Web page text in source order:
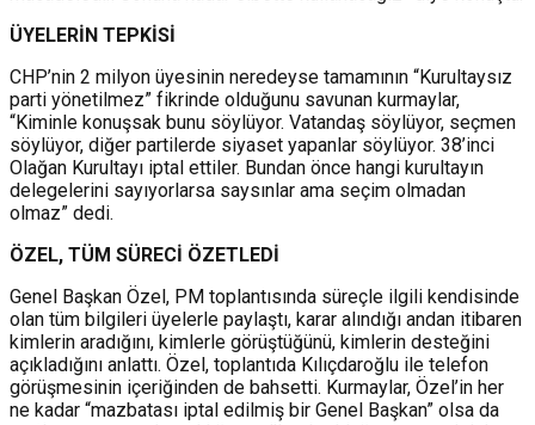
ÜYELERİN TEPKİSİ
CHP’nin 2 milyon üyesinin neredeyse tamamının “Kurultaysız
parti yönetilmez” fikrinde olduğunu savunan kurmaylar,
“Kiminle konuşsak bunu söylüyor. Vatandaş söylüyor, seçmen
söylüyor, diğer partilerde siyaset yapanlar söylüyor. 38’inci
Olağan Kurultayı iptal ettiler. Bundan önce hangi kurultayın
delegelerini sayıyorlarsa saysınlar ama seçim olmadan
olmaz” dedi.
ÖZEL, TÜM SÜRECİ ÖZETLEDİ
Genel Başkan Özel, PM toplantısında süreçle ilgili kendisinde
olan tüm bilgileri üyelerle paylaştı, karar alındığı andan itibaren
kimlerin aradığını, kimlerle görüştüğünü, kimlerin desteğini
açıkladığını anlattı. Özel, toplantıda Kılıçdaroğlu ile telefon
görüşmesinin içeriğinden de bahsetti. Kurmaylar, Özel’in her
ne kadar “mazbatası iptal edilmiş bir Genel Başkan” olsa da